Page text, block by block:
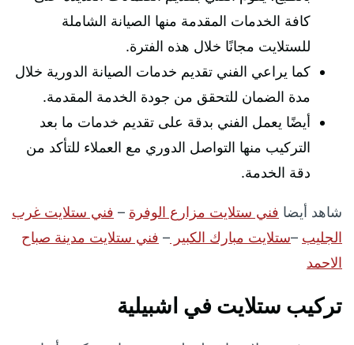
كافة الخدمات المقدمة منها الصيانة الشاملة
للستلايت مجانًا خلال هذه الفترة.
كما يراعي الفني تقديم خدمات الصيانة الدورية خلال
مدة الضمان للتحقق من جودة الخدمة المقدمة.
أيضًا يعمل الفني بدقة على تقديم خدمات ما بعد
التركيب منها التواصل الدوري مع العملاء للتأكد من
دقة الخدمة.
شاهد أيضا فني ستلايت مزارع الوفرة – فني ستلايت غرب
الجليب –ستلايت مبارك الكبير – فني ستلايت مدينة صباح
الاحمد
تركيب ستلايت في اشبيلية